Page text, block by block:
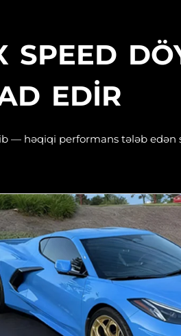
SPEED
EDİR
— həqiqi performans tələb edən